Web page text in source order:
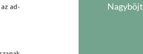
Nagyböjt